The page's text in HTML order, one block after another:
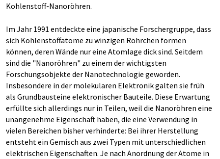
Kohlenstoff-Nanoröhren.
Im Jahr 1991 entdeckte eine japanische Forschergruppe, dass
sich Kohlenstoffatome zu winzigen Röhrchen formen
können, deren Wände nur eine Atomlage dick sind. Seitdem
sind die "Nanoröhren" zu einem der wichtigsten
Forschungsobjekte der Nanotechnologie geworden.
Insbesondere in der molekularen Elektronik galten sie früh
als Grundbausteine elektronischer Bauteile. Diese Erwartung
erfüllte sich allerdings nur in Teilen, weil die Nanoröhren eine
unangenehme Eigenschaft haben, die eine Verwendung in
vielen Bereichen bisher verhinderte: Bei ihrer Herstellung
entsteht ein Gemisch aus zwei Typen mit unterschiedlichen
elektrischen Eigenschaften. Je nach Anordnung der Atome in